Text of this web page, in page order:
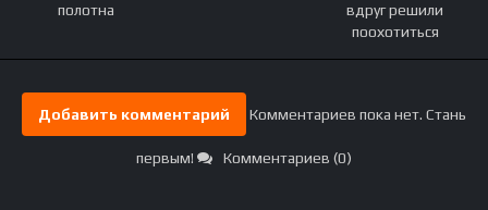
полотна
вдруг решили
поохотиться
Добавить комментарий Комментариев пока нет. Стань
первым! Комментариев (0)